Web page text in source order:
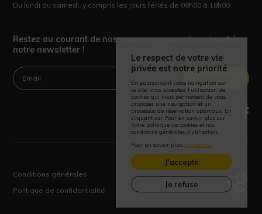
Du lundi au samedi, y compris les jours fériés de 08h00 à 18h00
Restez au courant de nos promos en vous inscrivant à
notre newsletter !
Conditions générales
Politique de confidentialité
Le respect de votre vie
privée est notre priorité
En poursuivant votre navigation sur
ce site, vous acceptez l’utilisation de
cookies qui nous permettent de vous
proposer une navigation et un
processus de réservation optimaux. En
cliquant sur Pour en savoir plus sur
notre politique de cookies et nos
conditions générales d’utilisation,
Pour en savoir plus, cliquez ici
J'accepte
Je refuse